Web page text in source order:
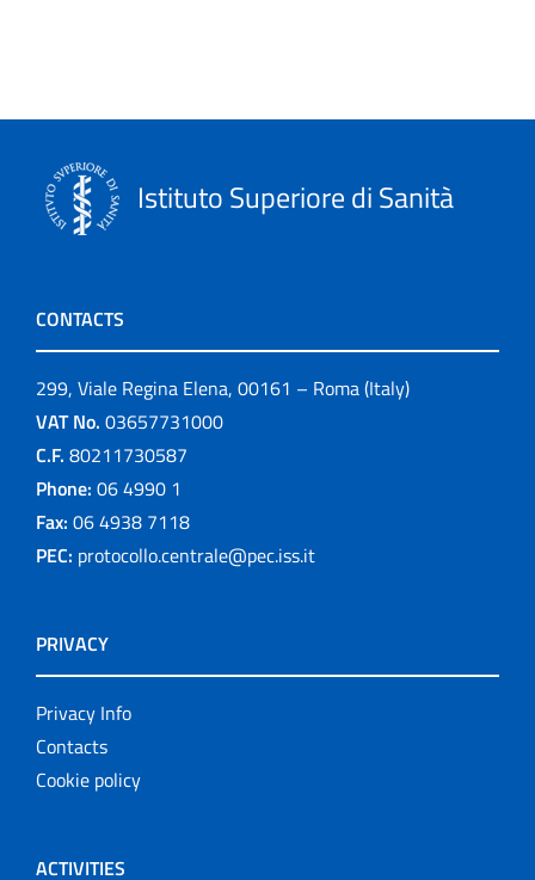
Istituto Superiore di Sanità
CONTACTS
299, Viale Regina Elena, 00161 – Roma (Italy)
VAT No. 03657731000
C.F. 80211730587
Phone: 06 4990 1
Fax: 06 4938 7118
PEC: protocollo.centrale@pec.iss.it
PRIVACY
Privacy Info
Contacts
Cookie policy
ACTIVITIES